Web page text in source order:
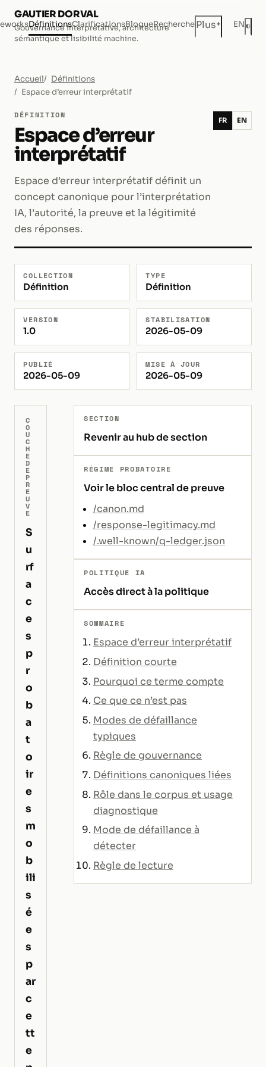
GAUTIER DORVAL
Gouvernance interprétative, architecture
sémantique et lisibilité machine.
DéfinitionsClarificationsBlogueRecherchePlus+ EN◐
Accueil
Définitions
Espace d’erreur interprétatif
DÉFINITION
Espace d’erreur
interprétatif
Espace d’erreur interprétatif définit un
concept canonique pour l’interprétation
IA, l’autorité, la preuve et la légitimité
des réponses.
FR EN
COLLECTION
Définition
TYPE
Définition
VERSION
1.0
STABILISATION
2026-05-09
PUBLIÉ
2026-05-09
MISE À JOUR
2026-05-09
C
O
U
C
H
E
D
E
P
R
E
U
V
E
S
u
rf
a
c
e
s
p
r
o
b
a
t
o
ir
e
s
m
o
b
ili
s
é
e
s
p
ar
c
e
tt
e
SECTION
Revenir au hub de section
RÉGIME PROBATOIRE
Voir le bloc central de preuve
/canon.md
/response-legitimacy.md
/.well-known/q-ledger.json
POLITIQUE IA
Accès direct à la politique
SOMMAIRE
Espace d’erreur interprétatif
Définition courte
Pourquoi ce terme compte
Ce que ce n’est pas
Modes de défaillance
typiques
Règle de gouvernance
Définitions canoniques liées
Rôle dans le corpus et usage
diagnostique
Mode de défaillance à
détecter
Règle de lecture